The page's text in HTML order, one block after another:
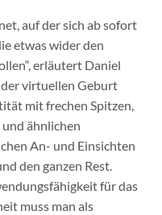
auf der sich ab sofort
etwas wider den
erläutert Daniel
virtuellen Geburt
mit frechen Spitzen,
ähnlichen
An- und Einsichten
den ganzen Rest.
für das
muss man als